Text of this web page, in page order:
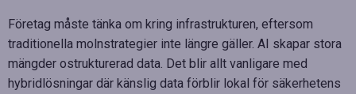
Företag måste tänka om kring infrastrukturen, eftersom
traditionella molnstrategier inte längre gäller. AI skapar stora
mängder ostrukturerad data. Det blir allt vanligare med
hybridlösningar där känslig data förblir lokal för säkerhetens